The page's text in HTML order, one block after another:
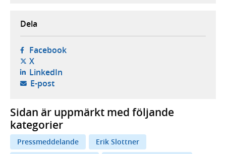
Dela
Facebook- öppnas i ny flik, extern webbplats,
X- öppnas i ny flik, extern webbplats,
LinkedIn- öppnas i ny flik, extern webbplats,
E-post- öppnar din e-postklient,
Sidan är uppmärkt med följande
kategorier
Pressmeddelande
Erik Slottner